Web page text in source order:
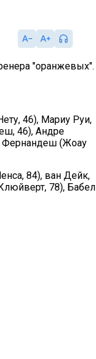
"оранжевых".
46), Мариу Руи,
46), Андре
Фернандеш (Жоау
84), ван Дейк,
78), Бабел